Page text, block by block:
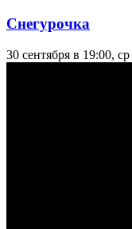
Снегурочка
30 сентября в 19:00, ср